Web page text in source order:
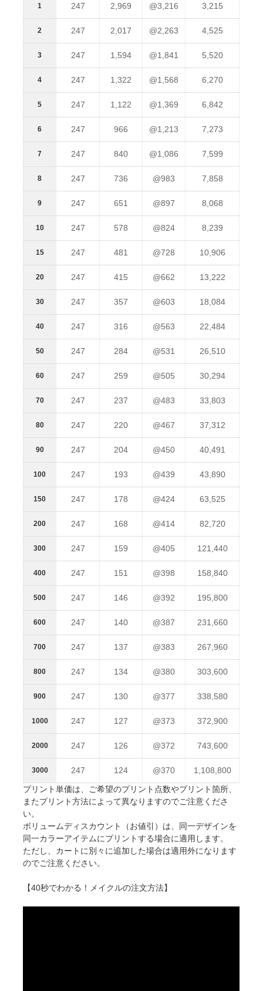
1 247 2,969 @3,216 3,215
2 247 2,017 @2,263 4,525
3 247 1,594 @1,841 5,520
4 247 1,322 @1,568 6,270
5 247 1,122 @1,369 6,842
6 247 966 @1,213 7,273
7 247 840 @1,086 7,599
8 247 736 @983 7,858
9 247 651 @897 8,068
10 247 578 @824 8,239
15 247 481 @728 10,906
20 247 415 @662 13,222
30 247 357 @603 18,084
40 247 316 @563 22,484
50 247 284 @531 26,510
60 247 259 @505 30,294
70 247 237 @483 33,803
80 247 220 @467 37,312
90 247 204 @450 40,491
100 247 193 @439 43,890
150 247 178 @424 63,525
200 247 168 @414 82,720
300 247 159 @405 121,440
400 247 151 @398 158,840
500 247 146 @392 195,800
600 247 140 @387 231,660
700 247 137 @383 267,960
800 247 134 @380 303,600
900 247 130 @377 338,580
1000 247 127 @373 372,900
2000 247 126 @372 743,600
3000 247 124 @370
1,108,800
プリント単価は、ご希望のプリント点数やプリント箇所、
またプリント方法によって異なりますのでご注意くださ
い。
ボリュームディスカウント（お値引）は、同一デザインを
同一カラーアイテムにプリントする場合に適用します。
ただし、カートに別々に追加した場合は適用外になります
のでご注意ください。
【40秒でわかる！メイクルの注文方法】